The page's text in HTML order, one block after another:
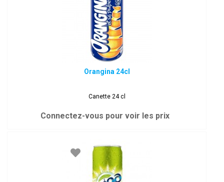
Orangina 24cl
Canette 24 cl
Connectez-vous pour voir les prix